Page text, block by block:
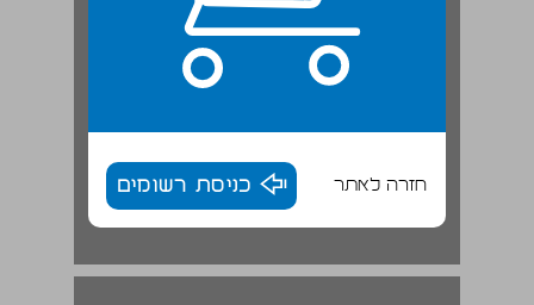
חזרה לאתר כניסת רשומים